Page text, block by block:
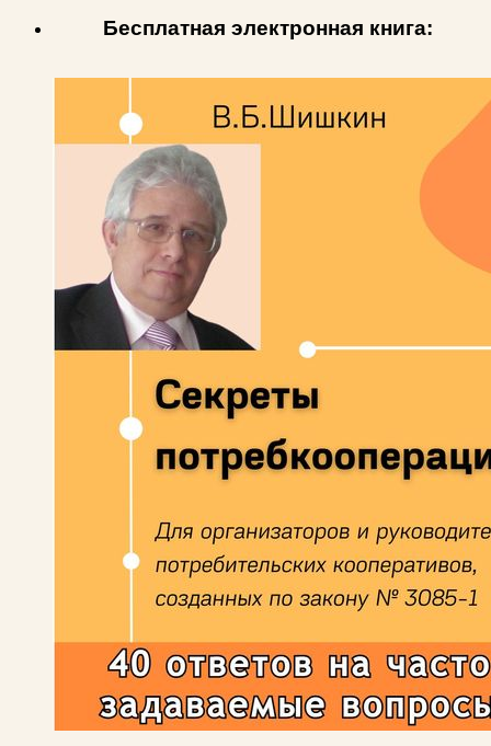
Бесплатная электронная книга: